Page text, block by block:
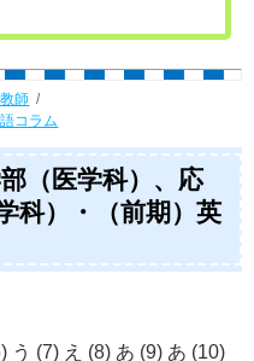
師
コラム
（医学科）、応
科）・（前期）英
う (7) え (8) あ (9) あ (10)